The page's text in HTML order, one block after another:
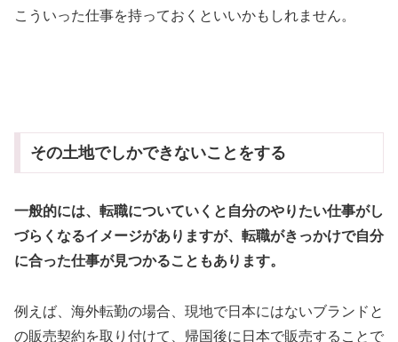
こういった仕事を持っておくといいかもしれません。
その土地でしかできないことをする
一般的には、転職についていくと自分のやりたい仕事がし
づらくなるイメージがありますが、転職がきっかけで自分
に合った仕事が見つかることもあります。
例えば、海外転勤の場合、現地で日本にはないブランドと
の販売契約を取り付けて、帰国後に日本で販売することで